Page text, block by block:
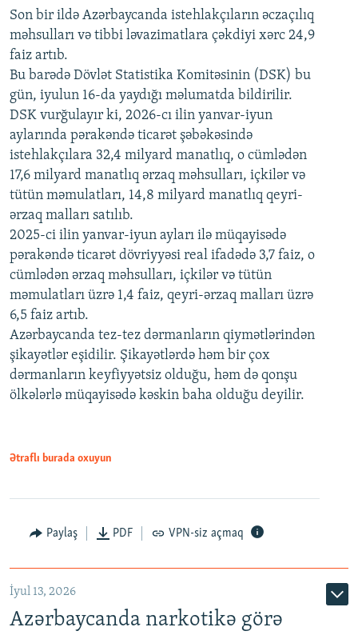
Auto 240p 360p 480p
720p 1080p
360p
480p
720p
1080p
Son bir ildə Azərbaycanda istehlakçıların əczaçılıq
məhsulları və tibbi ləvazimatlara çəkdiyi xərc 24,9
faiz artıb.
Bu barədə Dövlət Statistika Komitəsinin (DSK) bu
gün, iyulun 16-da yaydığı məlumatda bildirilir.
DSK vurğulayır ki, 2026-cı ilin yanvar-iyun
aylarında pərakəndə ticarət şəbəkəsində
istehlakçılara 32,4 milyard manatlıq, o cümlədən
17,6 milyard manatlıq ərzaq məhsulları, içkilər və
tütün məmulatları, 14,8 milyard manatlıq qeyri-
ərzaq malları satılıb.
2025-ci ilin yanvar-iyun ayları ilə müqayisədə
pərakəndə ticarət dövriyyəsi real ifadədə 3,7 faiz, o
cümlədən ərzaq məhsulları, içkilər və tütün
məmulatları üzrə 1,4 faiz, qeyri-ərzaq malları üzrə
6,5 faiz artıb.
Azərbaycanda tez-tez dərmanların qiymətlərindən
şikayətlər eşidilir. Şikayətlərdə həm bir çox
dərmanların keyfiyyətsiz olduğu, həm də qonşu
ölkələrlə müqayisədə kəskin baha olduğu deyilir.
Ətraflı burada oxuyun
Paylaş PDF VPN-siz açmaq
İyul 13, 2026
Azərbaycanda narkotikə görə